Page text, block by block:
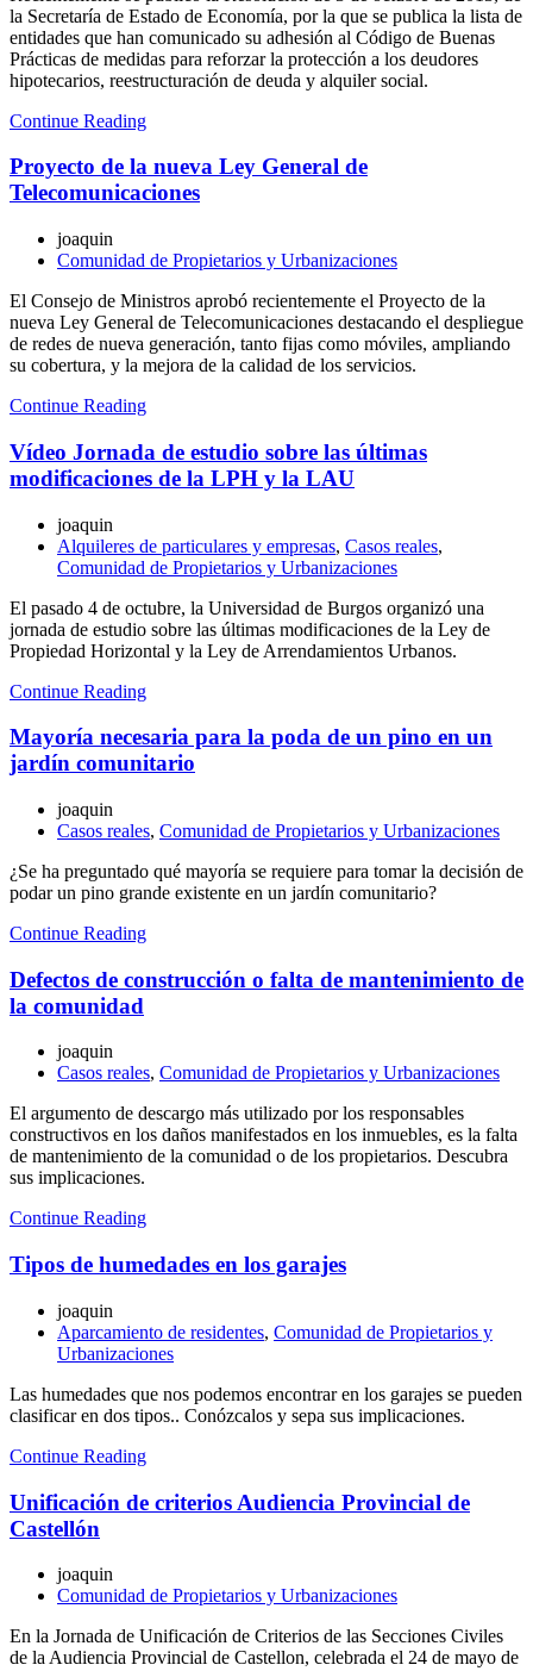
la Secretaría de Estado de Economía, por la que se publica la lista de
entidades que han comunicado su adhesión al Código de Buenas
Prácticas de medidas para reforzar la protección a los deudores
hipotecarios, reestructuración de deuda y alquiler social.
Continue Reading
Proyecto de la nueva Ley General de
Telecomunicaciones
joaquin
Comunidad de Propietarios y Urbanizaciones
El Consejo de Ministros aprobó recientemente el Proyecto de la
nueva Ley General de Telecomunicaciones destacando el despliegue
de redes de nueva generación, tanto fijas como móviles, ampliando
su cobertura, y la mejora de la calidad de los servicios.
Continue Reading
Vídeo Jornada de estudio sobre las últimas
modificaciones de la LPH y la LAU
joaquin
Alquileres de particulares y empresas, Casos reales,
Comunidad de Propietarios y Urbanizaciones
El pasado 4 de octubre, la Universidad de Burgos organizó una
jornada de estudio sobre las últimas modificaciones de la Ley de
Propiedad Horizontal y la Ley de Arrendamientos Urbanos.
Continue Reading
Mayoría necesaria para la poda de un pino en un
jardín comunitario
joaquin
Casos reales, Comunidad de Propietarios y Urbanizaciones
¿Se ha preguntado qué mayoría se requiere para tomar la decisión de
podar un pino grande existente en un jardín comunitario?
Continue Reading
Defectos de construcción o falta de mantenimiento de
la comunidad
joaquin
Casos reales, Comunidad de Propietarios y Urbanizaciones
El argumento de descargo más utilizado por los responsables
constructivos en los daños manifestados en los inmuebles, es la falta
de mantenimiento de la comunidad o de los propietarios. Descubra
sus implicaciones.
Continue Reading
Tipos de humedades en los garajes
joaquin
Aparcamiento de residentes, Comunidad de Propietarios y
Urbanizaciones
Las humedades que nos podemos encontrar en los garajes se pueden
clasificar en dos tipos.. Conózcalos y sepa sus implicaciones.
Continue Reading
Unificación de criterios Audiencia Provincial de
Castellón
joaquin
Comunidad de Propietarios y Urbanizaciones
En la Jornada de Unificación de Criterios de las Secciones Civiles
de la Audiencia Provincial de Castellon, celebrada el 24 de mayo de